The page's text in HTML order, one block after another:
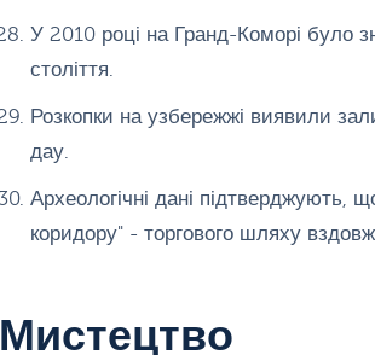
У 2010 році на Гранд-Коморі було
століття.
Розкопки на узбережжі виявили
дау.
Археологічні дані підтверджують,
коридору" - торгового шляху
Мистецтво